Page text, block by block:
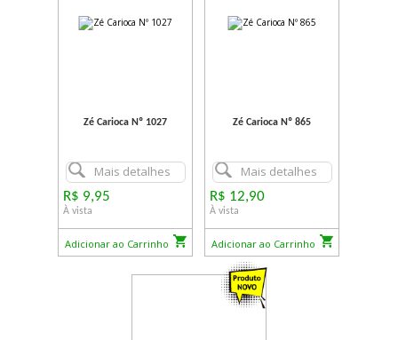
Zé Carioca Nº 1027
Mais detalhes
R$ 9,95
À vista
Adicionar ao Carrinho
Zé Carioca Nº 865
Mais detalhes
R$ 12,90
À vista
Adicionar ao Carrinho